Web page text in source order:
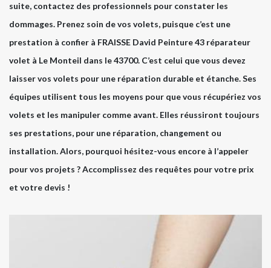
suite, contactez des professionnels pour constater les
dommages. Prenez soin de vos volets, puisque c’est une
prestation à confier à FRAISSE David Peinture 43 réparateur
volet à Le Monteil dans le 43700. C’est celui que vous devez
laisser vos volets pour une réparation durable et étanche. Ses
équipes utilisent tous les moyens pour que vous récupériez vos
volets et les manipuler comme avant. Elles réussiront toujours
ses prestations, pour une réparation, changement ou
installation. Alors, pourquoi hésitez-vous encore à l’appeler
pour vos projets ? Accomplissez des requêtes pour votre prix
et votre devis !